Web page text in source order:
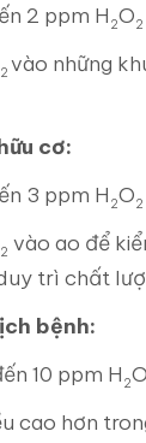
2 ppm H 2O2
2 vào những
cơ:
3 ppm H 2O2
2 vào ao để
trì chất
bệnh:
10 ppm H 2O
cao hơn